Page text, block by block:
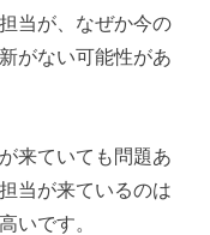
当が、なぜか今の
がない可能性があ
来ていても問題あ
当が来ているのは
いです。